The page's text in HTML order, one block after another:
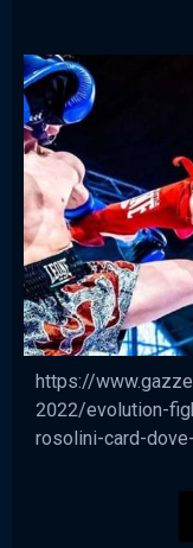
https://
2022/evolution-
rosolini-card-